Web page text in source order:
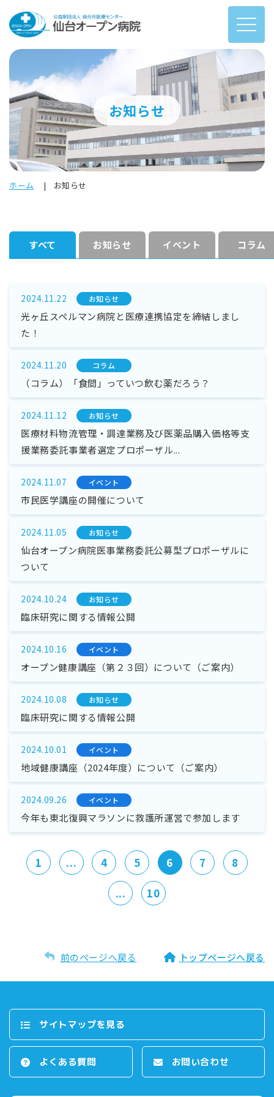
お知らせ
ホーム お知らせ
すべて お知らせ イベント コラム
2024.11.22 お知らせ
光ヶ丘スペルマン病院と医療連携協定を締結しまし
た！
2024.11.20 コラム
（コラム）「食間」っていつ飲む薬だろう？
2024.11.12 お知らせ
医療材料物流管理・調達業務及び医薬品購入価格等支
援業務委託事業者選定プロポーザル...
2024.11.07 イベント
市民医学講座の開催について
2024.11.05 お知らせ
仙台オープン病院医事業務委託公募型プロポーザルに
ついて
2024.10.24 お知らせ
臨床研究に関する情報公開
2024.10.16 イベント
オープン健康講座（第２３回）について（ご案内）
2024.10.08 お知らせ
臨床研究に関する情報公開
2024.10.01 イベント
地域健康講座（2024年度）について（ご案内）
2024.09.26 イベント
今年も東北復興マラソンに救護所運営で参加します
1 ... 4 5 6 7
8
...
10
前のページへ戻る トップページへ戻る
サイトマップを⾒る
よくある質問 お問い合わせ